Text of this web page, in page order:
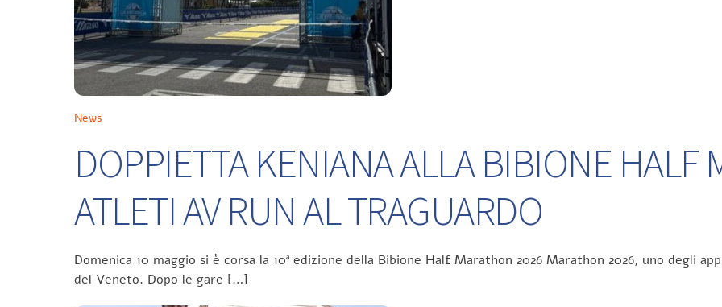
News
DOPPIETTA KENIANA ALLA BIBIONE HALF
ATLETI AV RUN AL TRAGUARDO
Domenica 10 maggio si è corsa la 10ª edizione della Bibione Half Marathon 2026 Marathon 2026, uno degli
del Veneto. Dopo le gare […]